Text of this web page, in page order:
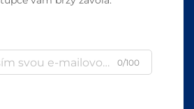
0/100